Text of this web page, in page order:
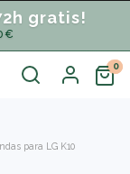
gratis!
para LG K10